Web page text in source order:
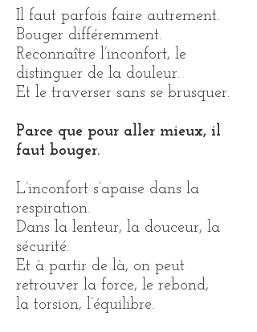
Il faut parfois faire autrement.
Bouger différemment.
Reconnaître l’inconfort, le
distinguer de la douleur.
Et le traverser sans se brusquer.
Parce que pour aller mieux, il
faut bouger.
L’inconfort s’apaise dans la
respiration.
Dans la lenteur, la douceur, la
sécurité.
Et à partir de là, on peut
retrouver la force, le rebond,
la torsion, l’équilibre.